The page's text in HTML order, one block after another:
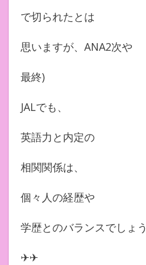
で切られたとは
思いますが、ANA2次や
最終)
JALでも、
英語力と内定の
相関関係は、
個々人の経歴や
学歴とのバランスでしょう
✈︎✈︎